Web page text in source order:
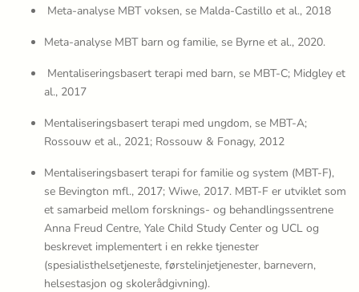
Meta-analyse MBT voksen, se Malda-Castillo et al., 2018
Meta-analyse MBT barn og familie, se Byrne et al., 2020.
Mentaliseringsbasert terapi med barn, se MBT-C; Midgley et
al., 2017
Mentaliseringsbasert terapi med ungdom, se MBT-A;
Rossouw et al., 2021; Rossouw & Fonagy, 2012
Mentaliseringsbasert terapi for familie og system (MBT-F),
se Bevington mfl., 2017; Wiwe, 2017. MBT-F er utviklet som
et samarbeid mellom forsknings- og behandlingssentrene
Anna Freud Centre, Yale Child Study Center og UCL og
beskrevet implementert i en rekke tjenester
(spesialisthelsetjeneste, førstelinjetjenester, barnevern,
helsestasjon og skolerådgivning).